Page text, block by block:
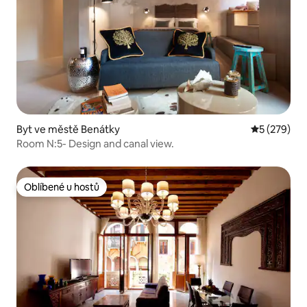
Byt ve městě Benátky Průměrné
5 (279)
Room N:5- Design and canal view.
Oblíbené u hostů
Oblíbené u hostů